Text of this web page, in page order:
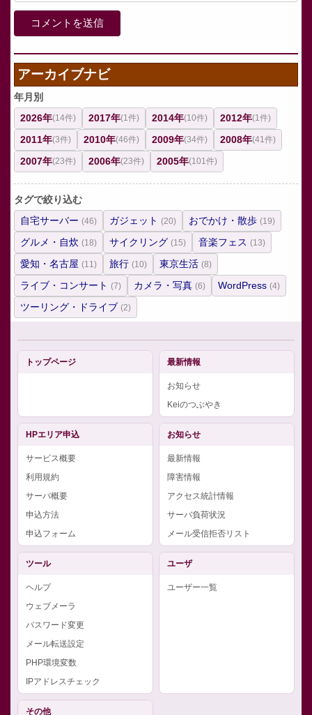
アーカイブナビ
年月別
2026年(14件) 2017年(1件) 2014年(10件) 2012年(1件)
2011年(3件) 2010年(46件) 2009年(34件) 2008年(41件)
2007年(23件) 2006年(23件) 2005年(101件)
タグで絞り込む
自宅サーバー (46) ガジェット (20) おでかけ・散歩 (19)
グルメ・自炊 (18) サイクリング (15) 音楽フェス (13)
愛知・名古屋 (11) 旅行 (10) 東京生活 (8)
ライブ・コンサート (7) カメラ・写真 (6) WordPress (4)
ツーリング・ドライブ (2)
トップページ 最新情報
お知らせ
Keiのつぶやき
HPエリア申込
サービス概要
利用規約
サーバ概要
申込方法
申込フォーム
お知らせ
最新情報
障害情報
アクセス統計情報
サーバ負荷状況
メール受信拒否リスト
ツール
ヘルプ
ウェブメーラ
パスワード変更
メール転送設定
PHP環境変数
IPアドレスチェック
ユーザ
ユーザー一覧
その他